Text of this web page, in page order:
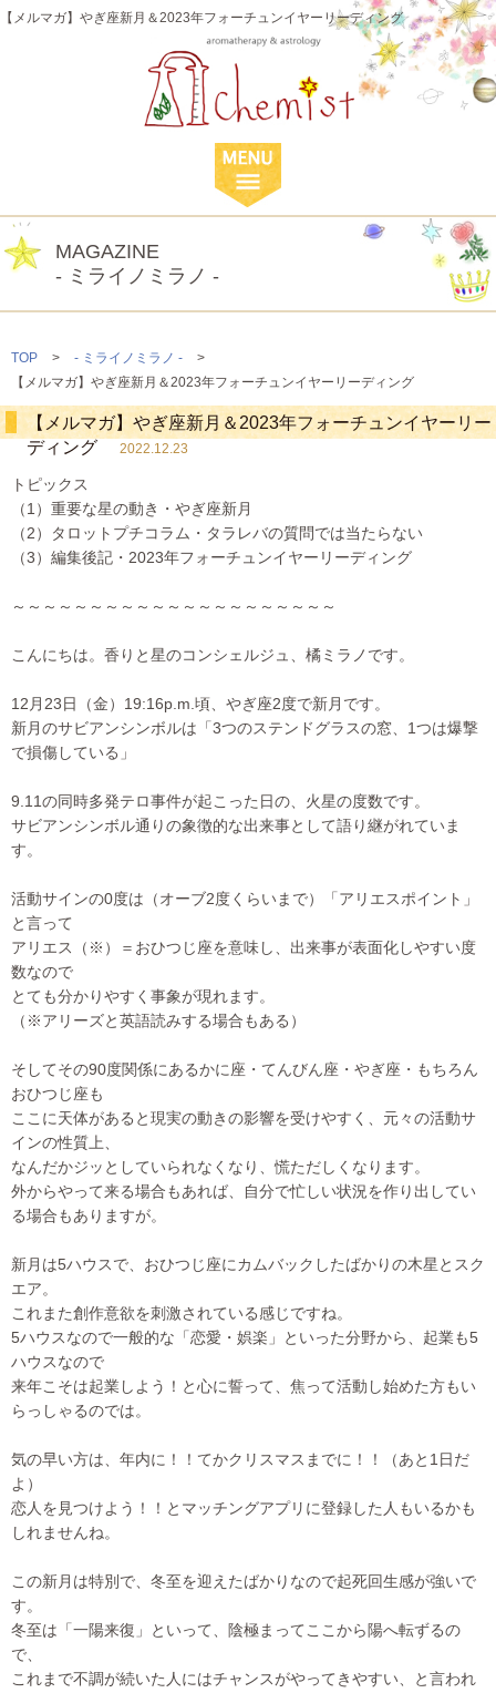
【メルマガ】やぎ座新月＆2023年フォーチュンイヤーリーディング
MAGAZINE
- ミライノミラノ -
TOP > - ミライノミラノ -
>
【メルマガ】やぎ座新月＆2023年フォーチュンイヤーリーディング
【メルマガ】やぎ座新月＆2023年フォーチュンイヤーリー
ディング
2022.12.23
トピックス
（1）重要な星の動き・やぎ座新月
（2）タロットプチコラム・タラレバの質問では当たらない
（3）編集後記・2023年フォーチュンイヤーリーディング
～～～～～～～～～～～～～～～～～～～～～
こんにちは。香りと星のコンシェルジュ、橘ミラノです。
12月23日（金）19:16p.m.頃、やぎ座2度で新月です。
新月のサビアンシンボルは「3つのステンドグラスの窓、1つは爆撃
で損傷している」
9.11の同時多発テロ事件が起こった日の、火星の度数です。
サビアンシンボル通りの象徴的な出来事として語り継がれていま
す。
活動サインの0度は（オーブ2度くらいまで）「アリエスポイント」
と言って
アリエス（※）＝おひつじ座を意味し、出来事が表面化しやすい度
数なので
とても分かりやすく事象が現れます。
（※アリーズと英語読みする場合もある）
そしてその90度関係にあるかに座・てんびん座・やぎ座・もちろん
おひつじ座も
ここに天体があると現実の動きの影響を受けやすく、元々の活動サ
インの性質上、
なんだかジッとしていられなくなり、慌ただしくなります。
外からやって来る場合もあれば、自分で忙しい状況を作り出してい
る場合もありますが。
新月は5ハウスで、おひつじ座にカムバックしたばかりの木星とスク
エア。
これまた創作意欲を刺激されている感じですね。
5ハウスなので一般的な「恋愛・娯楽」といった分野から、起業も5
ハウスなので
来年こそは起業しよう！と心に誓って、焦って活動し始めた方もい
らっしゃるのでは。
気の早い方は、年内に！！てかクリスマスまでに！！（あと1日だ
よ）
恋人を見つけよう！！とマッチングアプリに登録した人もいるかも
しれませんね。
この新月は特別で、冬至を迎えたばかりなので起死回生感が強いで
す。
冬至は「一陽来復」といって、陰極まってここから陽へ転ずるの
で、
これまで不調が続いた人にはチャンスがやってきやすい、と言われ